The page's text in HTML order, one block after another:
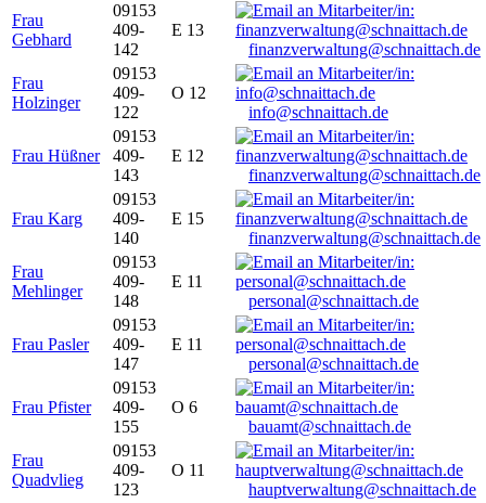
Frau
Gebhard
09153
409-
142
E 13
finanzverwaltung@schnaittach.de
Frau
Holzinger
09153
409-
122
O 12
info@schnaittach.de
Frau Hüßner
09153
409-
143
E 12
finanzverwaltung@schnaittach.de
Frau Karg
09153
409-
140
E 15
finanzverwaltung@schnaittach.de
Frau
Mehlinger
09153
409-
148
E 11
personal@schnaittach.de
Frau Pasler
09153
409-
147
E 11
personal@schnaittach.de
Frau Pfister
09153
409-
155
O 6
bauamt@schnaittach.de
Frau
Quadvlieg
09153
409-
123
O 11
hauptverwaltung@schnaittach.de